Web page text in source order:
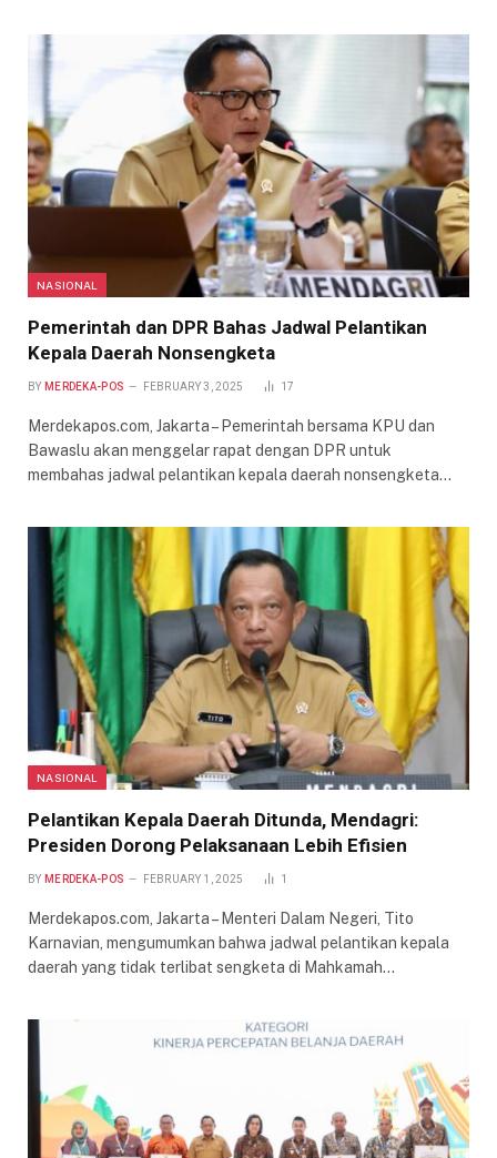
NASIONAL
Pemerintah dan DPR Bahas Jadwal Pelantikan
Kepala Daerah Nonsengketa
BY MERDEKA-POS FEBRUARY 3, 2025 17
Merdekapos.com, Jakarta – Pemerintah bersama KPU dan
Bawaslu akan menggelar rapat dengan DPR untuk
membahas jadwal pelantikan kepala daerah nonsengketa…
NASIONAL
Pelantikan Kepala Daerah Ditunda, Mendagri:
Presiden Dorong Pelaksanaan Lebih Efisien
BY MERDEKA-POS FEBRUARY 1, 2025 1
Merdekapos.com, Jakarta – Menteri Dalam Negeri, Tito
Karnavian, mengumumkan bahwa jadwal pelantikan kepala
daerah yang tidak terlibat sengketa di Mahkamah…